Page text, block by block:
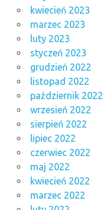
kwiecień 2023
marzec 2023
luty 2023
styczeń 2023
grudzień 2022
listopad 2022
październik 2022
wrzesień 2022
sierpień 2022
lipiec 2022
czerwiec 2022
maj 2022
kwiecień 2022
marzec 2022